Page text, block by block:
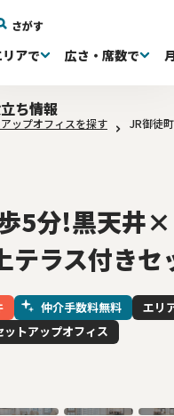
さがす
リアで 広さ・席数で
港区(114)
30〜60坪(275)
セットアップオフィス(279)
30〜60坪(275)
61～100万(185)
テレカンブース付き(443)
居抜きオフィスについて
ち情報
ップオフィスを探す JR御徒
5分!黒天井
テラス付き
仲介手数料無料
エリ
ットアップオフィス